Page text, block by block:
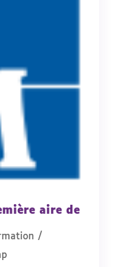
aire de
/